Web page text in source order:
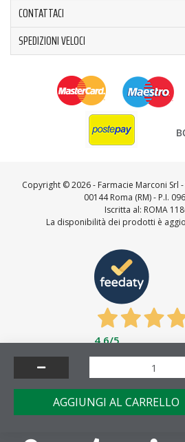
AGGIUNGI AL CARRELLO
CONTATTACI
SPEDIZIONI VELOCI
Copyright ©2026 - Farmacie Marconi Srl
00144 Roma (RM) - P.I.
Iscritta al: ROMA
La disponibilità dei prodotti è
4,6/5
Feedaty4.7/5-23716
Made by